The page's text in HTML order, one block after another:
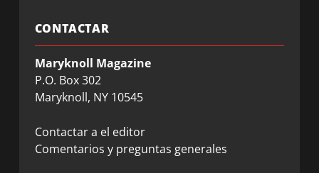
CONTACTAR
Maryknoll Magazine
P.O. Box 302
Maryknoll, NY 10545
Contactar a el editor
Comentarios y preguntas generales